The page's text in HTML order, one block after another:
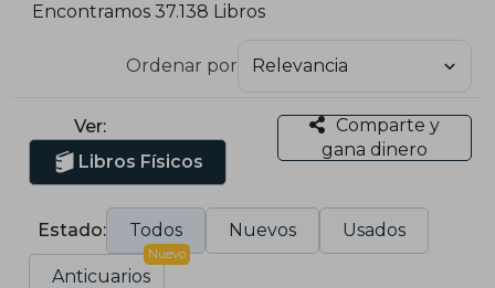
Encontramos 37.138 Libros
Ordenar por
Ver:
Libros Físicos
Comparte y
gana dinero
Estado: Todos Nuevos Usados
Anticuarios
Nuevo